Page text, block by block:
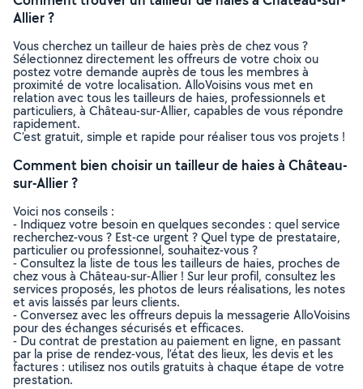
Allier ?
Vous cherchez un tailleur de haies près de chez vous ?
Sélectionnez directement les offreurs de votre choix ou
postez votre demande auprès de tous les membres à
proximité de votre localisation. AlloVoisins vous met en
relation avec tous les tailleurs de haies, professionnels et
particuliers, à Château-sur-Allier, capables de vous répondre
rapidement.
C’est gratuit, simple et rapide pour réaliser tous vos projets !
Comment bien choisir un tailleur de haies à Château-
sur-Allier ?
Voici nos conseils :
- Indiquez votre besoin en quelques secondes : quel service
recherchez-vous ? Est-ce urgent ? Quel type de prestataire,
particulier ou professionnel, souhaitez-vous ?
- Consultez la liste de tous les tailleurs de haies, proches de
chez vous à Château-sur-Allier ! Sur leur profil, consultez les
services proposés, les photos de leurs réalisations, les notes
et avis laissés par leurs clients.
- Conversez avec les offreurs depuis la messagerie AlloVoisins
pour des échanges sécurisés et efficaces.
- Du contrat de prestation au paiement en ligne, en passant
par la prise de rendez-vous, l’état des lieux, les devis et les
factures : utilisez nos outils gratuits à chaque étape de votre
prestation.